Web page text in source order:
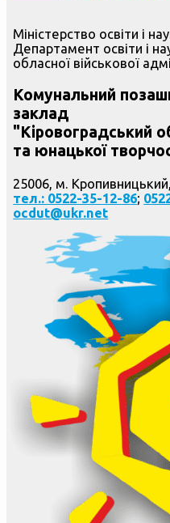
Міністерство освіти і
Департамент освіти і
обласної військової
Комунальний
заклад
"Кіровоградський
та юнацької
25006, м.
тел.: 0522-35-12-86;
ocdut@ukr.net